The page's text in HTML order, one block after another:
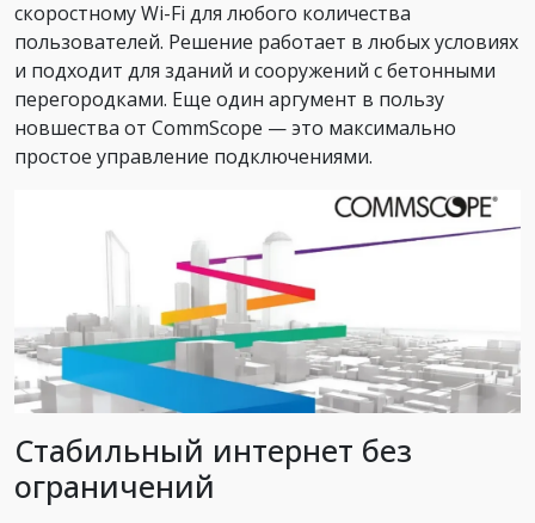
скоростному Wi-Fi для любого количества
пользователей. Решение работает в любых условиях
и подходит для зданий и сооружений с бетонными
перегородками. Еще один аргумент в пользу
новшества от CommScope — это максимально
простое управление подключениями.
Стабильный интернет без
ограничений